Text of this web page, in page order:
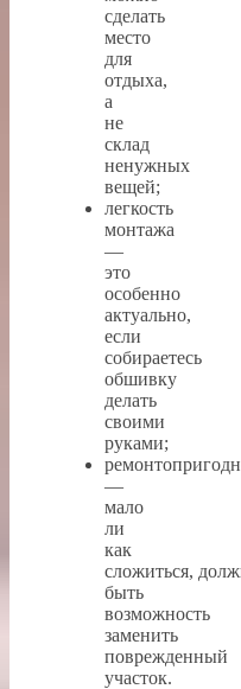
сделать
место
для
отдыха,
а
не
склад
ненужных
вещей;
легкость
монтажа
—
это
особенно
актуально,
если
собираетесь
обшивку
делать
своими
руками;
—
мало
ли
как
сложиться,
быть
возможность
заменить
поврежденный
участок.